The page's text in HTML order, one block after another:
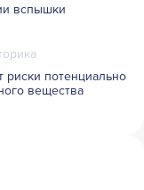
вспышки
риски потенциально
вещества